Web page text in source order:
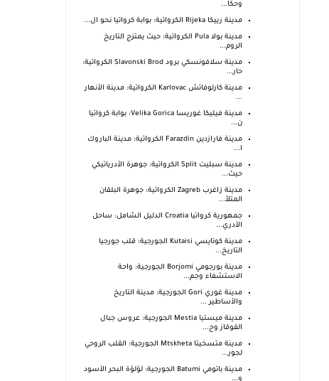
وحكا...
مدينة رييكا Rijeka الكرواتية: بوابة كرواتيا نحو ال...
مدينة بولا Pula الكرواتية: حيث يمتزج التاريخ
الروم...
مدينة سلافونسكي برود Slavonski Brod الكرواتية:
حار...
مدينة كارلوفاتش Karlovac الكرواتية: مدينة الأنهار
...
مدينة فيليكا غوريسا Velika Gorica: بوابة كرواتيا
ن...
مدينة فارازدين Farazdin الكرواتية: مدينة الباروك
ا...
مدينة سبليت Split الكرواتية: جوهرة الأدرياتيكي
حيث...
مدينة زاغرب Zagreb الكرواتية: جوهرة البلقان
المتلأ...
جمهورية كرواتيا Croatia الدليل الشامل: ساحل
الأدري...
مدينة كوتايسي Kutaisi الجورجية: قلب جورجيا
التاريخ...
مدينة بورجومي Borjomi الجورجية: واحة
الاستشفاء وجم...
مدينة غوري Gori الجورجية: مدينة التاريخ
والأساطير ...
مدينة ميستيا Mestia الجورجية: عروس جبال
القوقاز وح...
مدينة متسخيتا Mtskheta الجورجية: القلب الروحي
لجور...
مدينة باتومي Batumi الجورجية: لؤلؤة البحر الأسود
و...